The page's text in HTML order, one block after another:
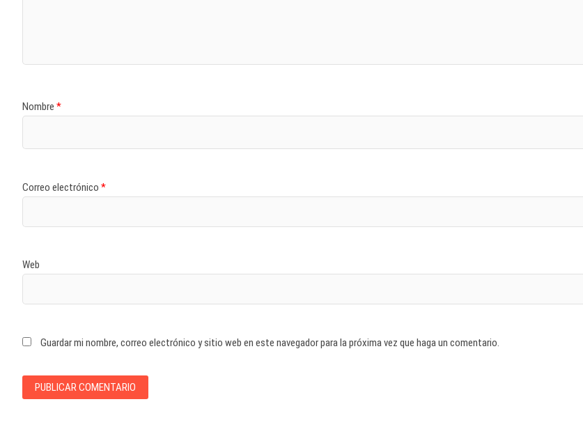
Nombre *
Correo electrónico *
Web
Guardar mi nombre, correo electrónico y sitio web en este navegador para la próxima vez que haga un comentario.